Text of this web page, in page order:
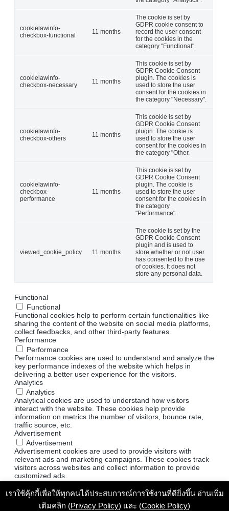
เราใช้คุ้กกี้เพื่อให้ทุกคนได้ประสบการณ์การใช้งานที่ดียิ่งขึ้น อ่านเพิ่ม
เติมคลิก (Privacy Policy) และ (Cookie Policy)
cookielawinfo-
checkbox-functional
11 months
The cookie is set by
GDPR cookie consent to
record the user consent
for the cookies in the
category "Functional".
cookielawinfo-
checkbox-necessary
11 months
This cookie is set by
GDPR Cookie Consent
plugin. The cookies is
used to store the user
consent for the cookies in
the category "Necessary".
cookielawinfo-
checkbox-others
11 months
This cookie is set by
GDPR Cookie Consent
plugin. The cookie is
used to store the user
consent for the cookies in
the category "Other.
cookielawinfo-
checkbox-
performance
11 months
This cookie is set by
GDPR Cookie Consent
plugin. The cookie is
used to store the user
consent for the cookies in
the category
"Performance".
viewed_cookie_policy 11 months
The cookie is set by the
GDPR Cookie Consent
plugin and is used to
store whether or not user
has consented to the use
of cookies. It does not
store any personal data.
Functional
Functional
Functional cookies help to perform certain functionalities like
sharing the content of the website on social media platforms,
collect feedbacks, and other third-party features.
Performance
Performance
Performance cookies are used to understand and analyze the
key performance indexes of the website which helps in
delivering a better user experience for the visitors.
Analytics
Analytics
Analytical cookies are used to understand how visitors
interact with the website. These cookies help provide
information on metrics the number of visitors, bounce rate,
traffic source, etc.
Advertisement
Advertisement
Advertisement cookies are used to provide visitors with
relevant ads and marketing campaigns. These cookies track
visitors across websites and collect information to provide
customized ads.
Others
Others
Other uncategorized cookies are those that are being